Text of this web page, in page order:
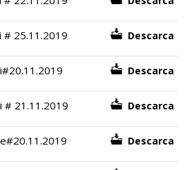
# 25.11.2019 Descarca
Descarca
# 21.11.2019 Descarca
Descarca